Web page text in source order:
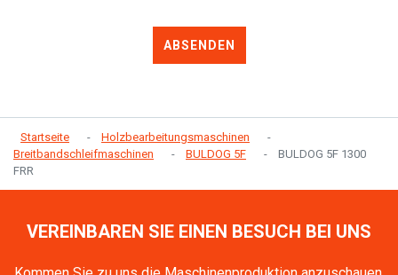
ABSENDEN
Startseite
Holzbearbeitungsmaschinen
Breitbandschleifmaschinen
BULDOG 5F
BULDOG 5F 1300
FRR
VEREINBAREN SIE EINEN BESUCH BEI UNS